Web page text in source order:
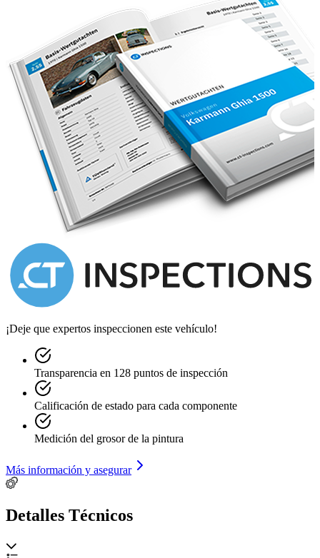
9351PV LEEK, NL 0594-516604 http://www.hofman.nl
mail@hofman.nl
¡Deje que expertos inspeccionen este vehículo!
Transparencia en 128 puntos de inspección
Calificación de estado para cada componente
Medición del grosor de la pintura
Más información y asegurar
Detalles Técnicos